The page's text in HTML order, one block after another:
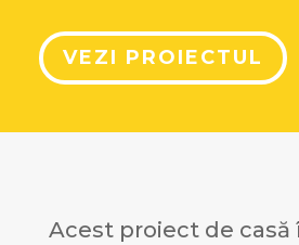
VEZI PROIECTUL
Acest proiect de casă